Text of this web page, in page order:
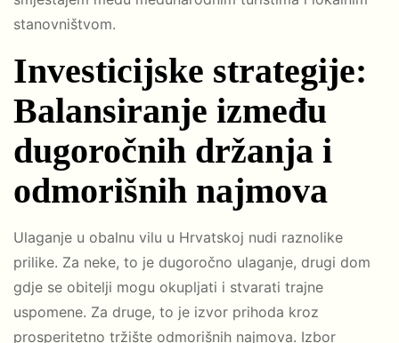
stanovništvom.
Investicijske strategije:
Balansiranje između
dugoročnih držanja i
odmorišnih najmova
Ulaganje u obalnu vilu u Hrvatskoj nudi raznolike
prilike. Za neke, to je dugoročno ulaganje, drugi dom
gdje se obitelji mogu okupljati i stvarati trajne
uspomene. Za druge, to je izvor prihoda kroz
prosperitetno tržište odmorišnih najmova. Izbor